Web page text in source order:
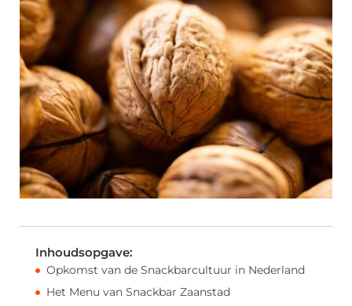
Inhoudsopgave:
Opkomst van de Snackbarcultuur in Nederland
Het Menu van Snackbar Zaanstad